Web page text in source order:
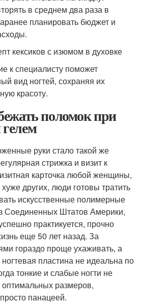
в среднем два раза в
планировать бюджет и
кексиков с изюмом в духовке
к специалисту поможет
вид ногтей, сохраняя их
красоту.
поломок при
руки стало такой же
стрижка и визит к
карточка любой женщины,
других, люди готовы тратить
искусственные полимерные
Соединенных Штатов Америки,
практикуется, прочно
еще 50 лет назад. За
гораздо проще ухаживать, а
пластина не идеальна по
тонкие и слабые ногти не
оптимальных размеров,
панацеей.